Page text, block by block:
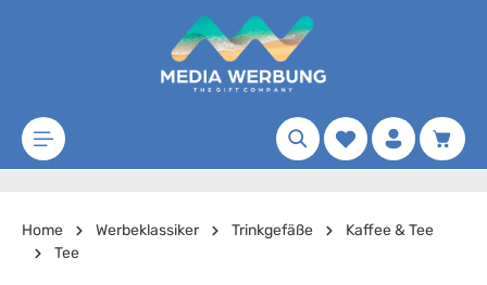
Zum Hauptinhalt springen
Merkzettel
Home Werbeklassiker Trinkgefäße
Kaffee & Tee
Tee